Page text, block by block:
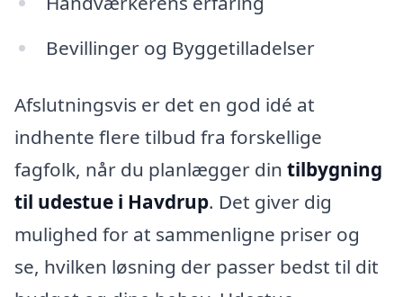
Bevillinger og Byggetilladelser
Afslutningsvis er det en god idé at
indhente flere tilbud fra forskellige
fagfolk, når du planlægger din tilbygning
til udestue i Havdrup. Det giver dig
mulighed for at sammenligne priser og
se, hvilken løsning der passer bedst til dit